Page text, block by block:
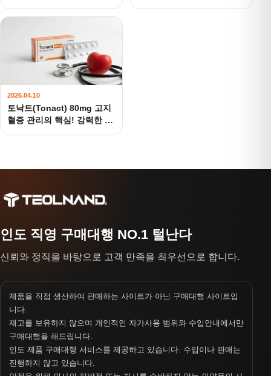
2026.04.10
토낙트(Tonact) 80mg 고지
혈증 관리의 핵심! 강력한 스
인도 직영 구매대행 NO.1 털난다
신뢰와 정직을 바탕으로 고객 만족을 최우선으로 합니다.
제품을 직접 생산하여 판매하는 사이트가 아닌 구매대행 사이트입
니다.
재고를 보유하지 않으며 개인적인 자가사용 범위와 수입안내에서만
구매대행을 해드립니다.
인도 제품 구매대행 서비스를 제공하고 있습니다. 수입이나 판매는
진행하지 않고 있습니다.